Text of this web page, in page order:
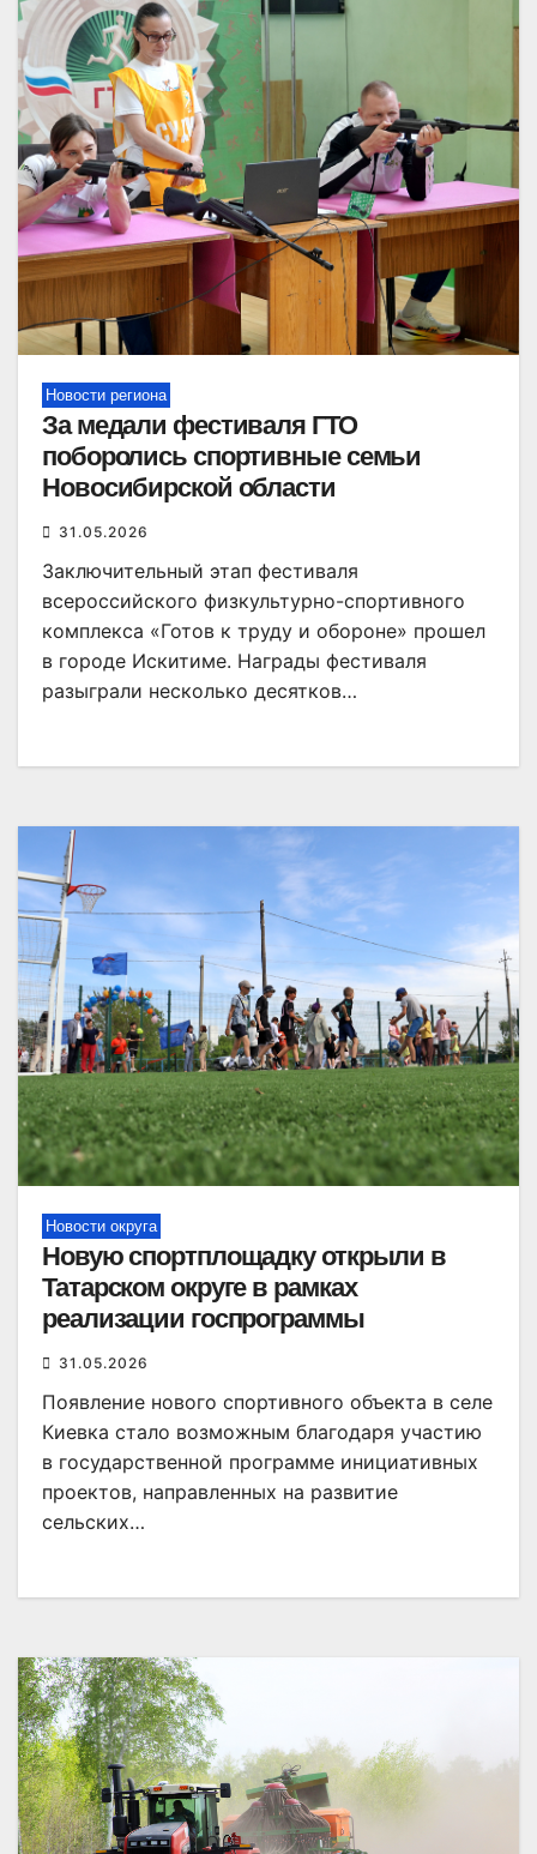
Новости региона
За медали фестиваля ГТО
поборолись спортивные семьи
Новосибирской области
31.05.2026
Заключительный этап фестиваля
всероссийского физкультурно-спортивного
комплекса «Готов к труду и обороне» прошел
в городе Искитиме. Награды фестиваля
разыграли несколько десятков…
Новости округа
Новую спортплощадку открыли в
Татарском округе в рамках
реализации госпрограммы
31.05.2026
Появление нового спортивного объекта в селе
Киевка стало возможным благодаря участию
в государственной программе инициативных
проектов, направленных на развитие
сельских…